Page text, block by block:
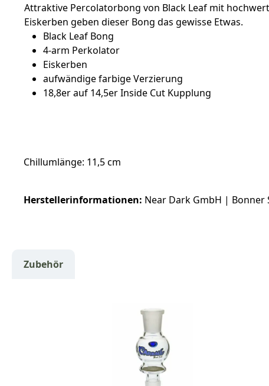
Attraktive Percolatorbong von Black Leaf mit
Eiskerben geben dieser Bong das gewisse Etwas.
Black Leaf Bong
4-arm Perkolator
Eiskerben
aufwändige farbige Verzierung
18,8er auf 14,5er Inside Cut Kupplung
Chillumlänge: 11,5 cm
Herstellerinformationen: Near Dark GmbH |
Zubehör